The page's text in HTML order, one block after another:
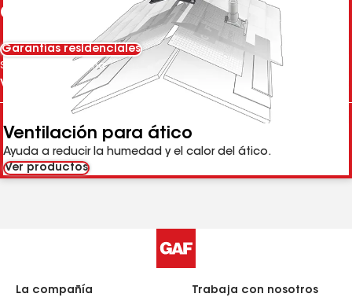
de GAF
Garantías residenciales
Seleccionar pestaña
Ventilación para ático
Ayuda a reducir la humedad y el calor del ático.
Ver productos
La compañía Trabaja con nosotros